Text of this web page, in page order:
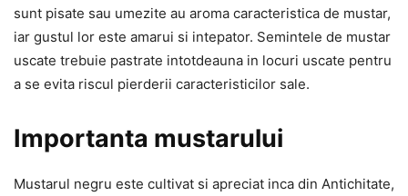
sunt pisate sau umezite au aroma caracteristica de mustar,
iar gustul lor este amarui si intepator. Semintele de mustar
uscate trebuie pastrate intotdeauna in locuri uscate pentru
a se evita riscul pierderii caracteristicilor sale.
Importanta mustarului
Mustarul negru este cultivat si apreciat inca din Antichitate,